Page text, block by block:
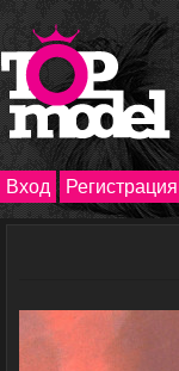
Вход Регистрация